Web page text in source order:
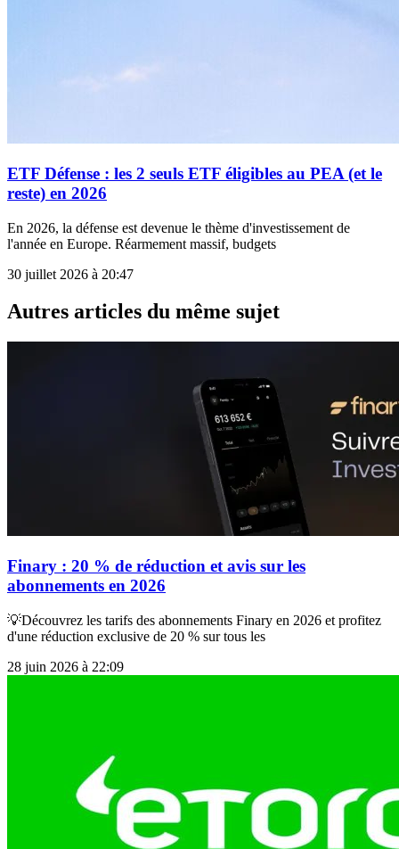
ETF Défense : les 2 seuls ETF éligibles au PEA (et le
reste) en 2026
En 2026, la défense est devenue le thème d'investissement de
l'année en Europe. Réarmement massif, budgets
30 juillet 2026 à 20:47
Autres articles du même sujet
Finary : 20 % de réduction et avis sur les
abonnements en 2026
💡Découvrez les tarifs des abonnements Finary en 2026 et profitez
d'une réduction exclusive de 20 % sur tous les
28 juin 2026 à 22:09